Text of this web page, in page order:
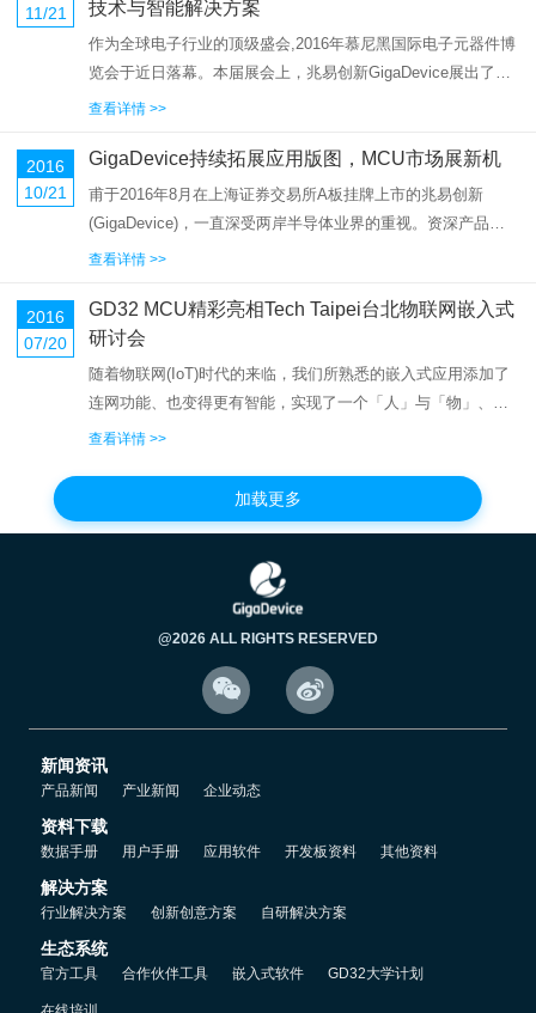
11/21
技术与智能解决方案
作为全球电子行业的顶级盛会,2016年慕尼黑国际电子元器件博
览会于近日落幕。本届展会上，兆易创新GigaDevice展出了多
种基于GD32 MCU的智能解决方案，并持续以创新的增强动力
查看详情 >>
2016
10/21
GigaDevice持续拓展应用版图，MCU市场展新机
甫于2016年8月在上海证券交易所A板挂牌上市的兆易创新
(GigaDevice)，一直深受两岸半导体业界的重视。资深产品市
场经理金光一先生在台湾参加DIGITIMES电子时报主办的MCU
键」...
查看详情 >>
2016
07/20
GD32 MCU精彩亮相Tech Taipei台北物联网嵌入式
研讨会
随着物联网(IoT)时代的来临，我们所熟悉的嵌入式应用添加了
连网功能、也变得更有智能，实现了一个「人」与「物」、
「物」与「物」之间都能无缝沟通的世界，而创新将从单一技
查看详情 >>
加载更多
@2026 ALL RIGHTS RESERVED
 
新闻资讯
产品新闻 产业新闻 企业动态
资料下载
数据手册 用户手册 应用软件 开发板资料 其他资料
解决方案
行业解决方案 创新创意方案 自研解决方案
生态系统
官方工具 合作伙伴工具 嵌入式软件 GD32大学计划